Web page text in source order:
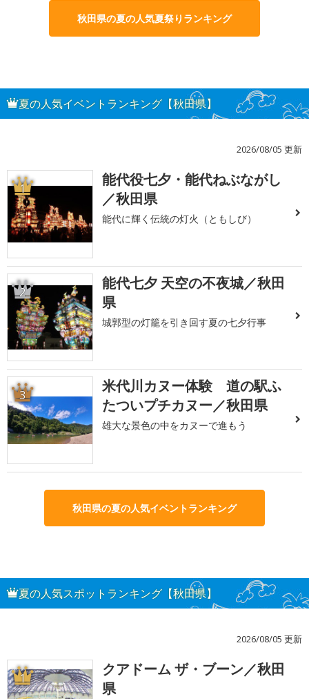
秋田県の夏の人気夏祭りランキング
夏の人気イベントランキング【秋田県】
2026/08/05 更新
1
能代役七夕・能代ねぶながし
／秋田県
能代に輝く伝統の灯火（ともしび）
2
能代七夕 天空の不夜城／秋田
県
城郭型の灯籠を引き回す夏の七夕行事
3
米代川カヌー体験 道の駅ふ
たついプチカヌー／秋田県
雄大な景色の中をカヌーで進もう
秋田県の夏の人気イベントランキング
夏の人気スポットランキング【秋田県】
2026/08/05 更新
1
クアドーム ザ・ブーン／秋田
県